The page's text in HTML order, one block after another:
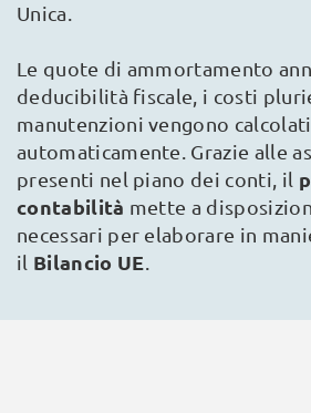
Unica.
Le quote di ammortamento
deducibilità fiscale, i costi
manutenzioni vengono
automaticamente. Grazie alle
presenti nel piano dei conti, il
contabilità mette a
necessari per elaborare in
il Bilancio UE